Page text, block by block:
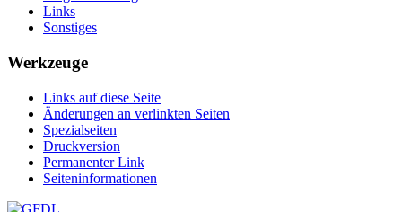
Links
Sonstiges
Werkzeuge
Links auf diese Seite
Änderungen an verlinkten Seiten
Spezialseiten
Druckversion
Permanenter Link
Seiten­­informationen